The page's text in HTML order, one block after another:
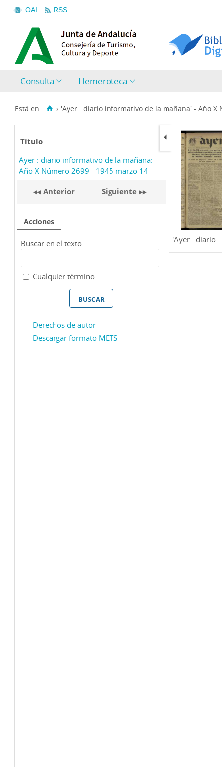
OAI RSS
Consulta Hemeroteca
Está en: › 'Ayer : diario informativo de la mañana' - Año X
Título
Ayer : diario informativo de la mañana:
Año X Número 2699 - 1945 marzo 14
Anterior Siguiente
Acciones
Buscar en el texto:
Cualquier término
Derechos de autor
Descargar formato METS
'Ayer : diario...